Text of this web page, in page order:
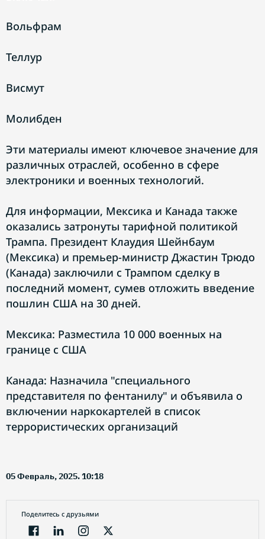
Вольфрам
Теллур
Висмут
Молибден
Эти материалы имеют ключевое значение для
различных отраслей, особенно в сфере
электроники и военных технологий.
Для информации, Мексика и Канада также
оказались затронуты тарифной политикой
Трампа. Президент Клаудия Шейнбаум
(Мексика) и премьер-министр Джастин Трюдо
(Канада) заключили с Трампом сделку в
последний момент, сумев отложить введение
пошлин США на 30 дней.
Мексика: Разместила 10 000 военных на
границе с США
Канада: Назначила "специального
представителя по фентанилу" и объявила о
включении наркокартелей в список
террористических организаций
05 Февраль, 2025. 10:18
Поделитесь с друзьями